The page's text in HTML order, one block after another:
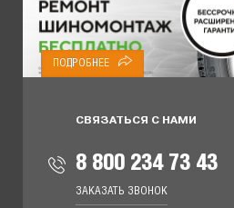
ПОДРОБНЕЕ
СВЯЗАТЬСЯ С НАМИ
8 800 234 73 43
ЗАКАЗАТЬ ЗВОНОК